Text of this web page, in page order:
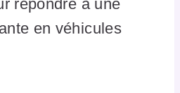
répondre à une
en véhicules